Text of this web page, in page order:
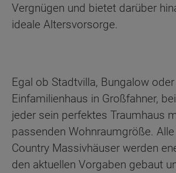
Vergnügen und bietet darüber
ideale Altersvorsorge.
Egal ob Stadtvilla, Bungalow
Einfamilienhaus in Großfahner,
jeder sein perfektes Traumhaus
passenden Wohnraumgröße.
Country Massivhäuser werden
den aktuellen Vorgaben gebaut